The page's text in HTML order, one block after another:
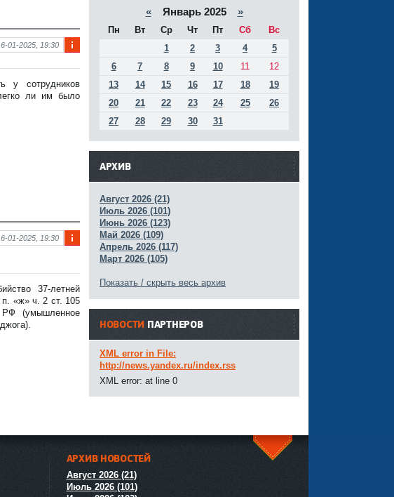
фо
аци
я к
01-2025, 19:30
у сотрудников
ли им было
рм
я к
нов
ост
01-2025, 19:30
37-летней
«ж» ч. 2 ст. 105
(умышленное
«Январь 2025 »
Пн Вт Ср Чт Пт Сб
Вс
1
2 3 4
5
6
7 8 9 10 11
12
13
14 15 16 17 18
19
20
21 22 23 24 25
26
27
28 29 30 31
АРХИВ
Август 2026 (21)
Июль 2026 (101)
Июнь 2026 (123)
Май 2026 (109)
Апрель 2026 (117)
Март 2026 (105)
Показать / скрыть весь архив
НОВОСТИ ПАРТНЕРОВ
XML error in File:
http://news.yandex.ru/index.rss
XML error: at line 0
АРХИВ НОВОСТЕЙ
Август 2026 (21)
Июль 2026 (101)